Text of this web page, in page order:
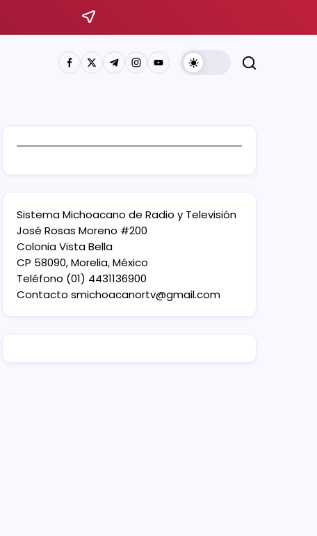
Sistema Michoacano de Radio y Televisión
José Rosas Moreno #200
Colonia Vista Bella
CP 58090, Morelia, México
Teléfono (01) 4431136900
Contacto smichoacanortv@gmail.com